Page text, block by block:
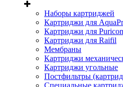
Наборы картриджей
Картриджи для
Картриджи для
Картриджи для Raifil
Мембраны
Картриджи
Картриджи угольные
Постфильтры
Специальные